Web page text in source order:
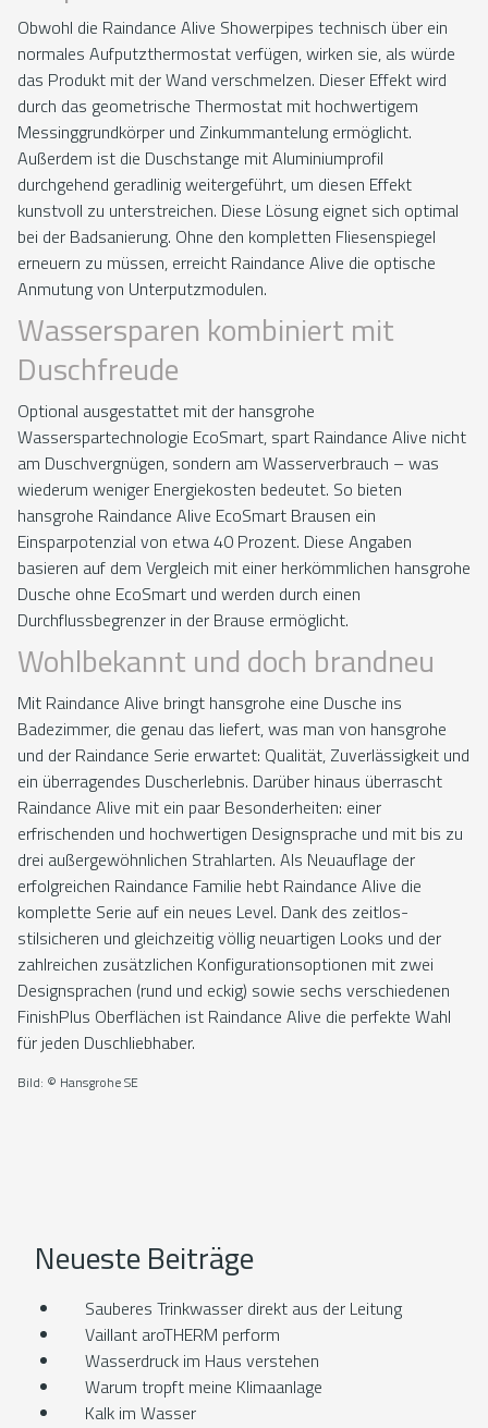
Obwohl die Raindance Alive Showerpipes technisch über ein
normales Aufputzthermostat verfügen, wirken sie, als würde
das Produkt mit der Wand verschmelzen. Dieser Effekt wird
durch das geometrische Thermostat mit hochwertigem
Messinggrundkörper und Zinkummantelung ermöglicht.
Außerdem ist die Duschstange mit Aluminiumprofil
durchgehend geradlinig weitergeführt, um diesen Effekt
kunstvoll zu unterstreichen. Diese Lösung eignet sich optimal
bei der Badsanierung. Ohne den kompletten Fliesenspiegel
erneuern zu müssen, erreicht Raindance Alive die optische
Anmutung von Unterputzmodulen.
Wassersparen kombiniert mit
Duschfreude
Optional ausgestattet mit der hansgrohe
Wasserspartechnologie EcoSmart, spart Raindance Alive nicht
am Duschvergnügen, sondern am Wasserverbrauch – was
wiederum weniger Energiekosten bedeutet. So bieten
hansgrohe Raindance Alive EcoSmart Brausen ein
Einsparpotenzial von etwa 40 Prozent. Diese Angaben
basieren auf dem Vergleich mit einer herkömmlichen hansgrohe
Dusche ohne EcoSmart und werden durch einen
Durchflussbegrenzer in der Brause ermöglicht.
Wohlbekannt und doch brandneu
Mit Raindance Alive bringt hansgrohe eine Dusche ins
Badezimmer, die genau das liefert, was man von hansgrohe
und der Raindance Serie erwartet: Qualität, Zuverlässigkeit und
ein überragendes Duscherlebnis. Darüber hinaus überrascht
Raindance Alive mit ein paar Besonderheiten: einer
erfrischenden und hochwertigen Designsprache und mit bis zu
drei außergewöhnlichen Strahlarten. Als Neuauflage der
erfolgreichen Raindance Familie hebt Raindance Alive die
komplette Serie auf ein neues Level. Dank des zeitlos-
stilsicheren und gleichzeitig völlig neuartigen Looks und der
zahlreichen zusätzlichen Konfigurationsoptionen mit zwei
Designsprachen (rund und eckig) sowie sechs verschiedenen
FinishPlus Oberflächen ist Raindance Alive die perfekte Wahl
für jeden Duschliebhaber.
Bild: © Hansgrohe SE
Neueste Beiträge
Sauberes Trinkwasser direkt aus der Leitung
Vaillant aroTHERM perform
Wasserdruck im Haus verstehen
Warum tropft meine Klimaanlage
Kalk im Wasser